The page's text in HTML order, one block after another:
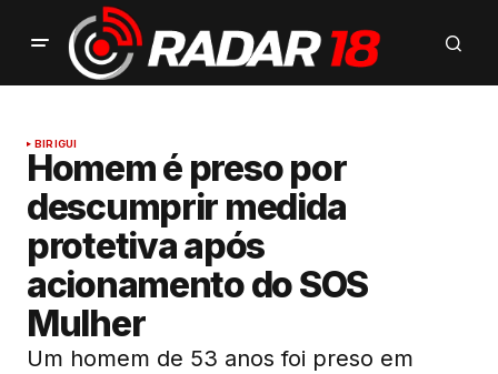
BIRIGUI
Homem é preso por
descumprir medida
protetiva após
acionamento do SOS
Mulher
Um homem de 53 anos foi preso em